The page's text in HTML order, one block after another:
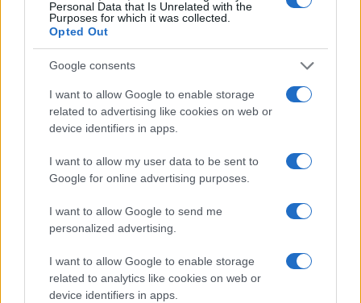
Personal Data that Is Unrelated with the
Purposes for which it was collected.
Opted Out
Google consents
I want to allow Google to enable storage
related to advertising like cookies on web or
device identifiers in apps.
I want to allow my user data to be sent to
Google for online advertising purposes.
I want to allow Google to send me
personalized advertising.
I want to allow Google to enable storage
related to analytics like cookies on web or
device identifiers in apps.
A kép érzékisége rögtön feltűnik: erősen hat benne az
anyagszerűség és a festék testi jelenléte. Nemcsak látni,
hanem szinte érezni is lehet. Különösen izgalmas benne a
folyamatos bizonytalanság a lépték körül. Nézhetjük úgy,
mintha nagyon közel hajolnánk valamihez, de úgy is, mintha
egy tágasabb, éteri táj nyílna meg előttünk.
Ez a mikro és makro között lebegő állapot
akar sok lenni. Nem harsány, nem akarja megmondani, mit
kell nézni. Inkább hagyja, hogy belekerülj. Van benne valami